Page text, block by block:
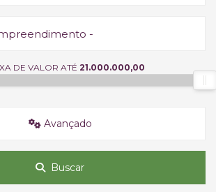
-
DE VALOR ATÉ 21.000.000,00
Avançado
Buscar